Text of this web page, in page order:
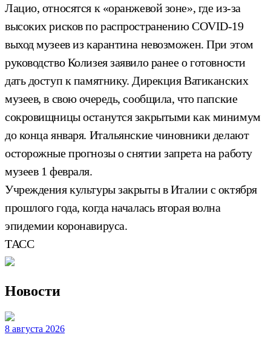
Лацио, относятся к «оранжевой зоне», где из-за
высоких рисков по распространению COVID-19
выход музеев из карантина невозможен. При этом
руководство Колизея заявило ранее о готовности
дать доступ к памятнику. Дирекция Ватиканских
музеев, в свою очередь, сообщила, что папские
сокровищницы останутся закрытыми как минимум
до конца января. Итальянские чиновники делают
осторожные прогнозы о снятии запрета на работу
музеев 1 февраля.
Учреждения культуры закрыты в Италии с октября
прошлого года, когда началась вторая волна
эпидемии коронавируса.
ТАСС
Новости
8 августа 2026